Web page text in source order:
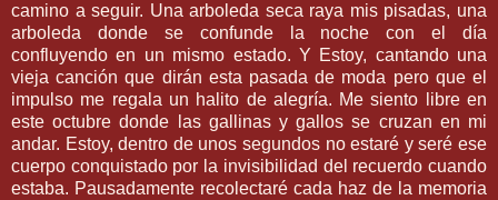
camino a seguir. Una arboleda seca raya mis pisadas, una
arboleda donde se confunde la noche con el día
confluyendo en un mismo estado. Y Estoy, cantando una
vieja canción que dirán esta pasada de moda pero que el
impulso me regala un halito de alegría. Me siento libre en
este octubre donde las gallinas y gallos se cruzan en mi
andar. Estoy, dentro de unos segundos no estaré y seré ese
cuerpo conquistado por la invisibilidad del recuerdo cuando
estaba. Pausadamente recolectaré cada haz de la memoria